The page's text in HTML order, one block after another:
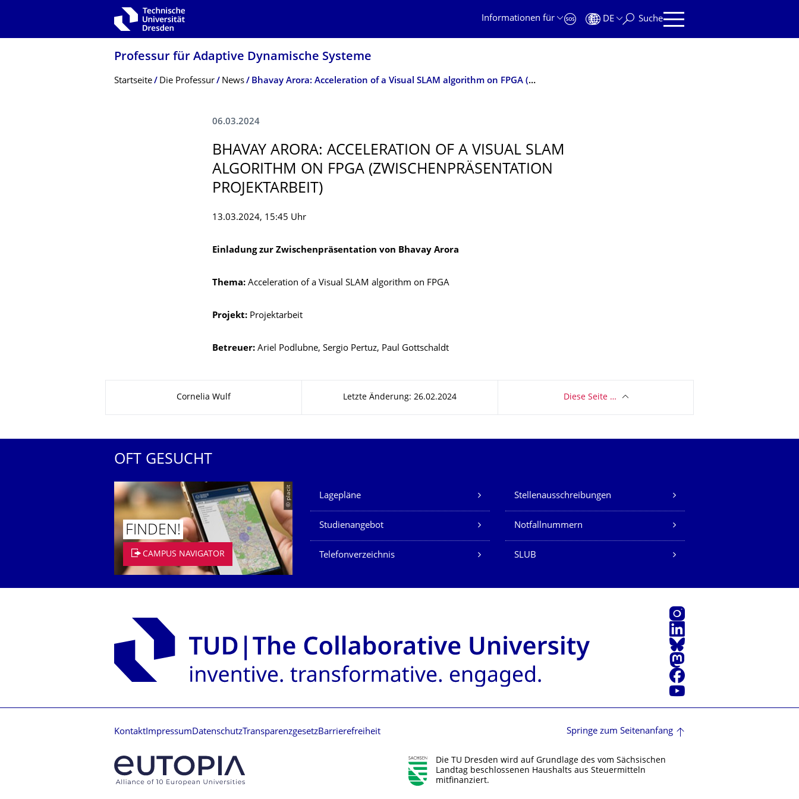
Zur Hauptnavigation springen
Informationen für
DE Suche
Professur für Adaptive Dynamische Systeme
Breadcrumb-Menü
Startseite Die Professur News Bhavay Arora: Acceleration of a Visual SLAM algorithm on FPGA (Zwischenpräsentation Projektarbeit)
06.03.2024
BHAVAY ARORA: ACCELERATION OF A VISUAL SLAM
ALGORITHM ON FPGA (ZWISCHENPRÄSEN­TATION
PROJEKTARBEIT)
13.03.2024, 15:45 Uhr
Einladung zur Zwischenpräsentation von Bhavay Arora
Thema: Acceleration of a Visual SLAM algorithm on FPGA
Projekt: Projektarbeit
Betreuer: Ariel Podlubne, Sergio Pertuz, Paul Gottschaldt
Cornelia Wulf Letzte Änderung: 26.02.2024 Diese Seite …
OFT GESUCHT
© placit
FINDEN!
CAMPUS NAVIGATOR
Unsere Dienste
Lagepläne Stellenausschreibungen
Studienangebot Notfallnummern
Telefonverzeichnis SLUB
Instagram
LinkedIn
Bluesky
Mastodon
Facebook
Youtube
Kontakt Impressum DatenschutzTransparenzgesetzBarrierefreiheit Springe zum Seitenanfang
Die TU Dresden wird auf Grundlage des vom Sächsischen
Landtag beschlossenen Haushalts aus Steuermitteln
mitfinanziert.